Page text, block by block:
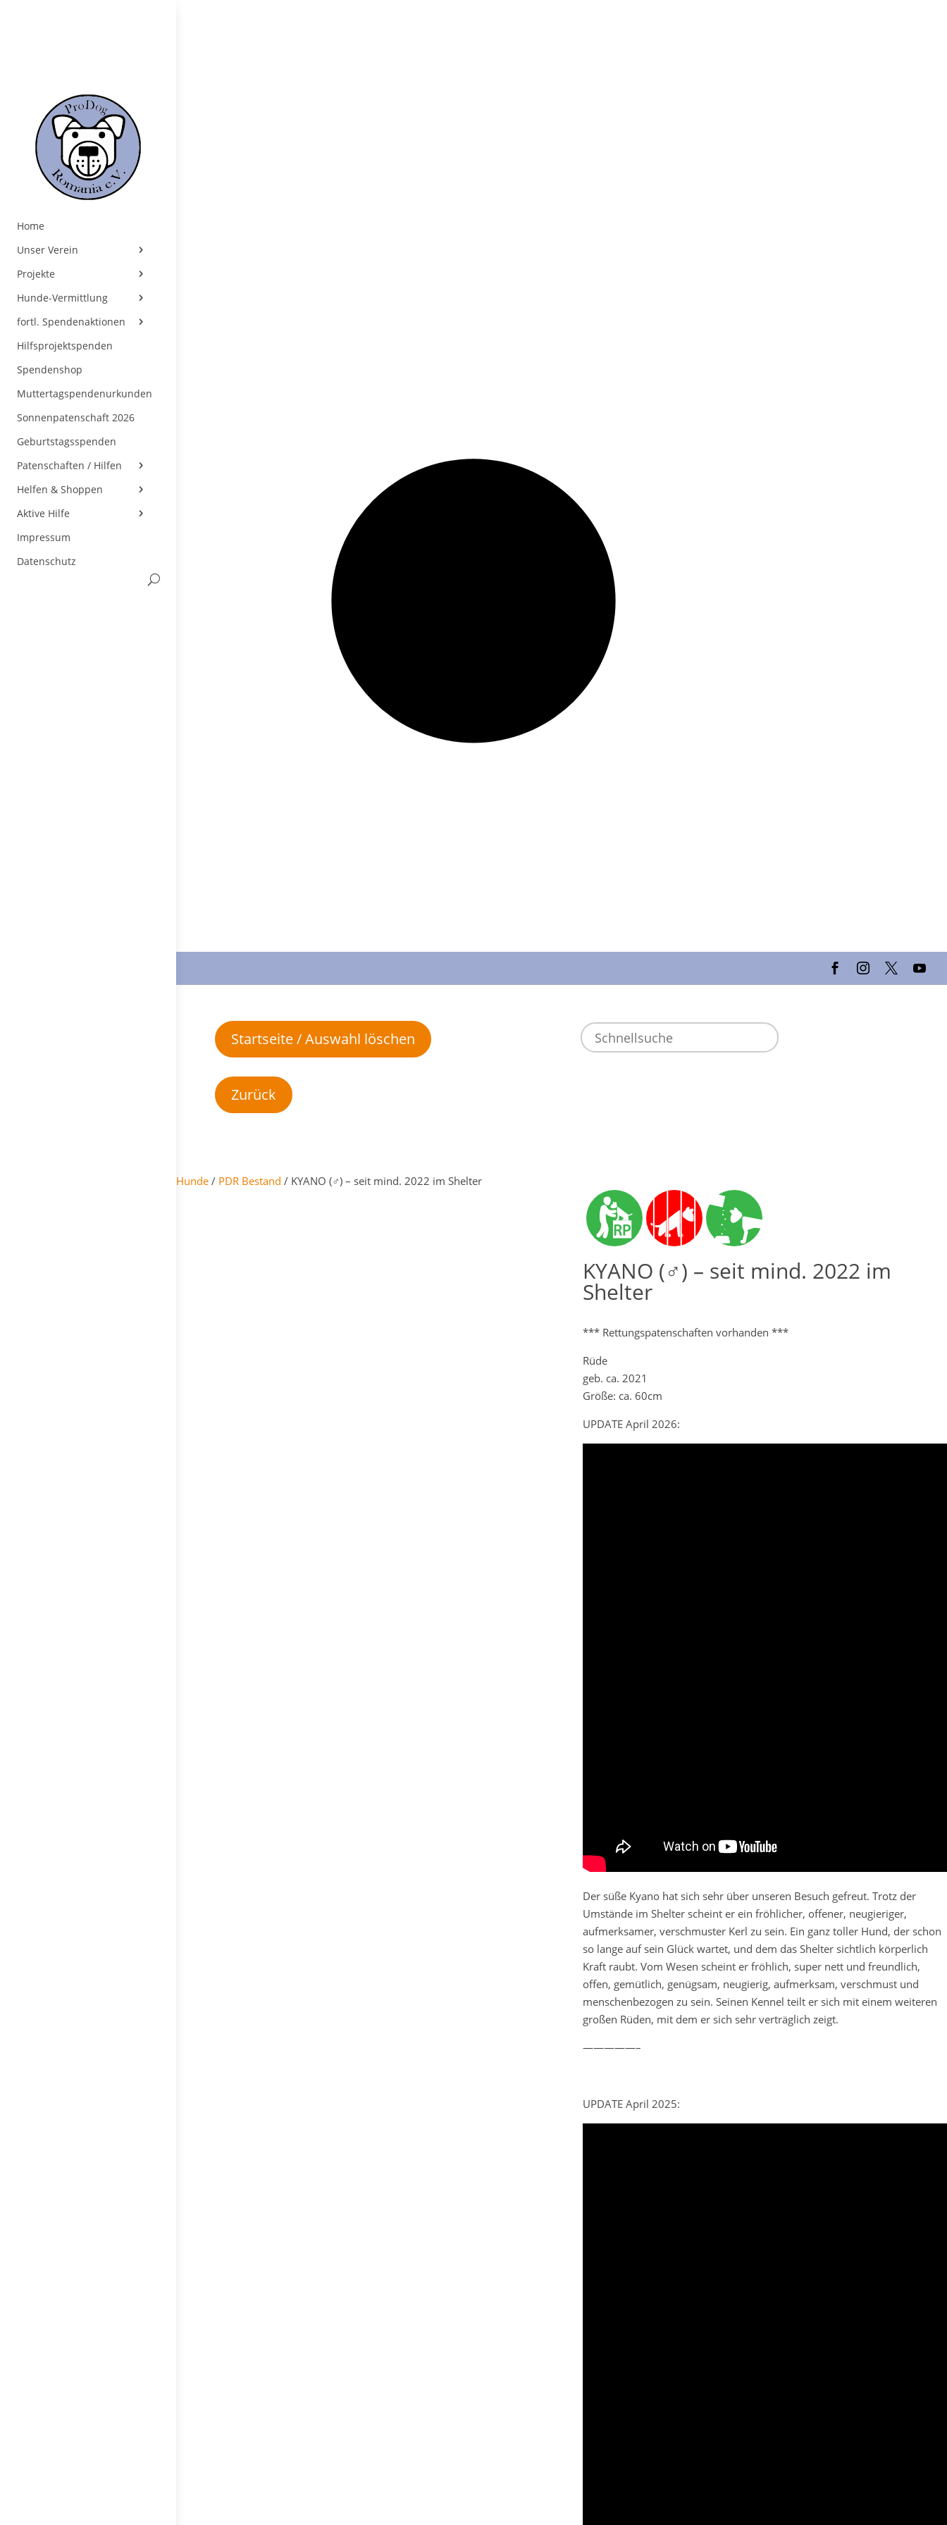
Startseite / Auswahl löschen
Home
Unser Verein
Projekte
Hunde-Vermittlung
fortl. Spendenaktionen
Hilfsprojektspenden
Spendenshop
Muttertagspendenurkunden
Sonnenpatenschaft 2026
Geburtstagsspenden
Patenschaften / Hilfen
Helfen & Shoppen
Aktive Hilfe
Impressum
Datenschutz
Hunde / PDR Bestand / KYANO (♂) – seit mind. 2022 im Shelter
KYANO (♂) – seit mind. 2022 im
Shelter
*** Rettungspatenschaften vorhanden ***
Rüde
geb. ca. 2021
Größe: ca. 60cm
UPDATE April 2026:
Der süße Kyano hat sich sehr über unseren Besuch gefreut. Trotz der
Umstände im Shelter scheint er ein fröhlicher, offener, neugieriger,
aufmerksamer, verschmuster Kerl zu sein. Ein ganz toller Hund, der schon
so lange auf sein Glück wartet, und dem das Shelter sichtlich körperlich
Kraft raubt. Vom Wesen scheint er fröhlich, super nett und freundlich,
offen, gemütlich, genügsam, neugierig, aufmerksam, verschmust und
menschenbezogen zu sein. Seinen Kennel teilt er sich mit einem weiteren
großen Rüden, mit dem er sich sehr verträglich zeigt.
—————–
UPDATE April 2025: